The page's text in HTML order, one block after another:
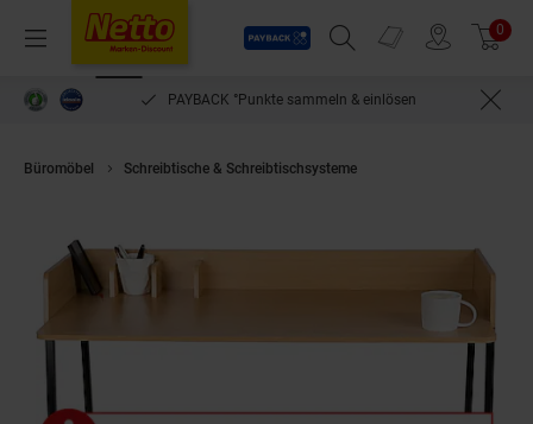
Menü
Payback
Suchfeld einblenden
Prospekte 0
PAYBACK °Punkte sammeln & einlösen
Büromöbel Schreibtische & Schreibtischsysteme